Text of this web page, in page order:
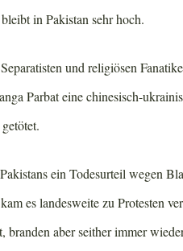
in Pakistan sehr hoch.
und religiösen
Parbat eine chinesisch-
ein Todesurteil wegen
es landesweite zu Protesten
aber seither immer